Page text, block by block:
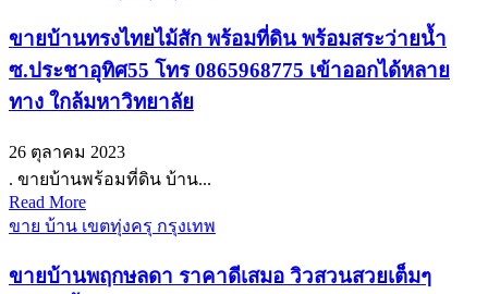
ขายบ้านทรงไทยไม้สัก พร้อมที่ดิน พร้อมสระว่ายน้ำ
ซ.ประชาอุทิศ55 โทร 0865968775 เข้าออกได้หลาย
ทาง ใกล้มหาวิทยาลัย
26 ตุลาคม 2023
. ขายบ้านพร้อมที่ดิน บ้าน...
Read More
ขาย บ้าน เขตทุ่งครุ กรุงเทพ
ขายบ้านพฤกษลดา ราคาดีเสมอ วิวสวนสวยเต็มๆ